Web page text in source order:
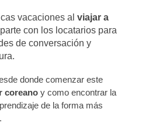
vacaciones alviajar a
con los locatarios para
de conversación y
donde comenzar este
coreano y como encontrar la
de la forma más